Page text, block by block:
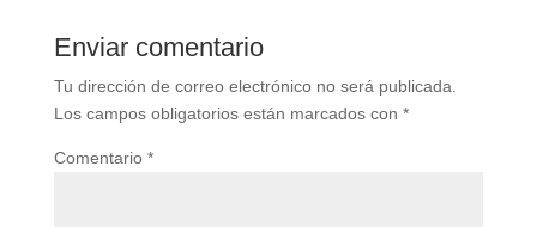
Enviar comentario
Tu dirección de correo electrónico no será publicada.
Los campos obligatorios están marcados con *
Comentario *